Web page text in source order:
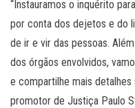
“Instauramos o inquérito
por conta dos dejetos e do
de ir e vir das pessoas.
dos órgãos envolvidos,
e compartilhe mais
promotor de Justiça Paulo